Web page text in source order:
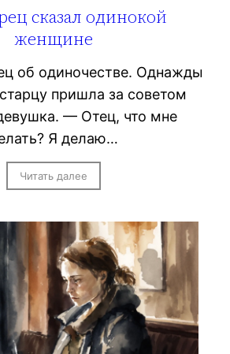
сказал одинокой
женщине
об одиночестве. Однажды
пришла за советом
— Отец, что мне
Я делаю…
Читать далее